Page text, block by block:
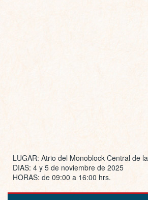
LUGAR: Atrio del Monoblock Central de
DIAS: 4 y 5 de noviembre de 2025
HORAS: de 09:00 a 16:00 hrs.